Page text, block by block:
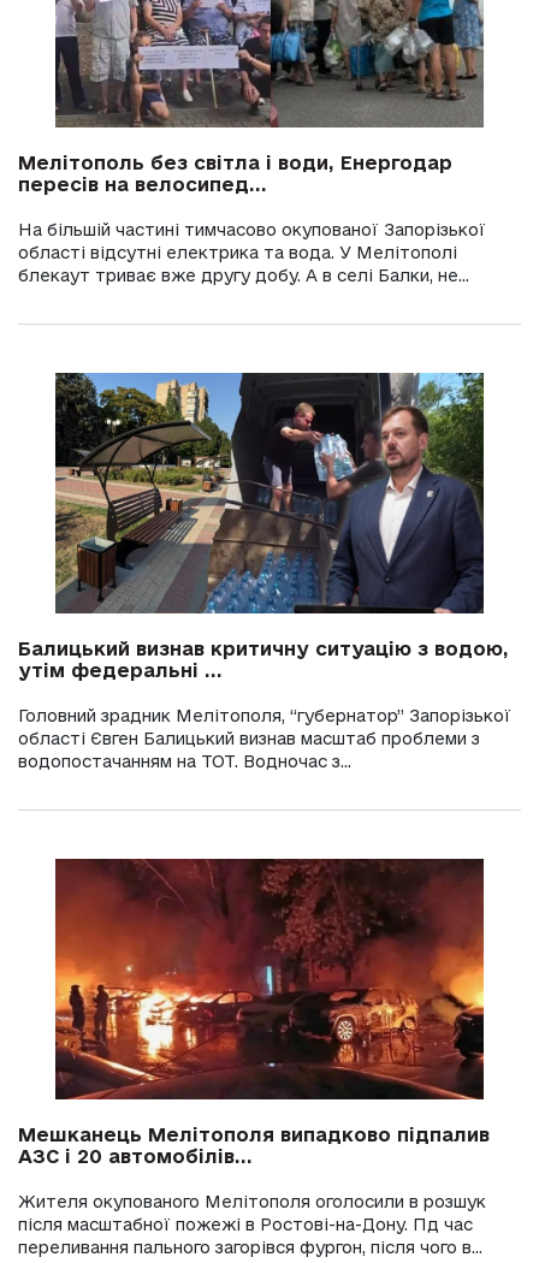
Мелітополь без світла і води, Енергодар
пересів на велосипед...
На більшій частині тимчасово окупованої Запорізької
області відсутні електрика та вода. У Мелітополі
блекаут триває вже другу добу. А в селі Балки, не...
Балицький визнав критичну ситуацію з водою,
утім федеральні ...
Головний зрадник Мелітополя, “губернатор” Запорізької
області Євген Балицький визнав масштаб проблеми з
водопостачанням на ТОТ. Водночас з...
Мешканець Мелітополя випадково підпалив
АЗС і 20 автомобілів...
Жителя окупованого Мелітополя оголосили в розшук
після масштабної пожежі в Ростові-на-Дону. Пд час
переливання пального загорівся фургон, після чого в...